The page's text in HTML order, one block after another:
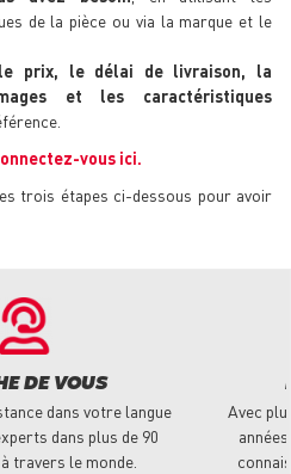
de la pièce ou via la marque et le
le prix, le délai de livraison, la
et les caractéristiques
vous ici.
trois étapes ci-dessous pour avoir
DE VOUS
dans votre langue
dans plus de 90
travers le monde.
Avec